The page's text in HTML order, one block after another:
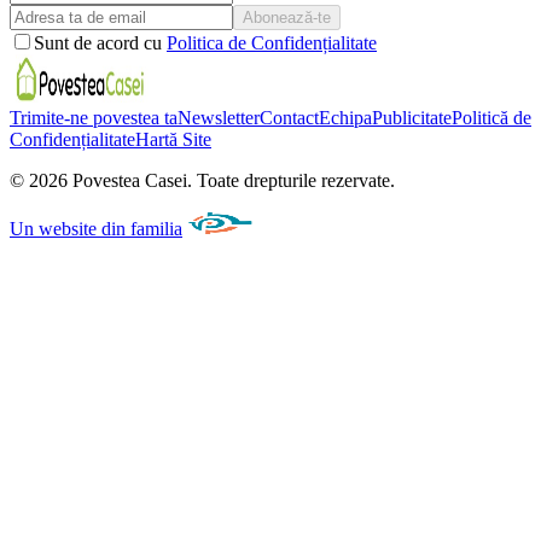
Abonează-te
Sunt de acord cu Politica de Confidențialitate
Trimite-ne povestea taNewsletterContactEchipaPublicitatePolitică de
ConfidențialitateHartă Site
© 2026 Povestea Casei. Toate drepturile rezervate.
Un website din familia